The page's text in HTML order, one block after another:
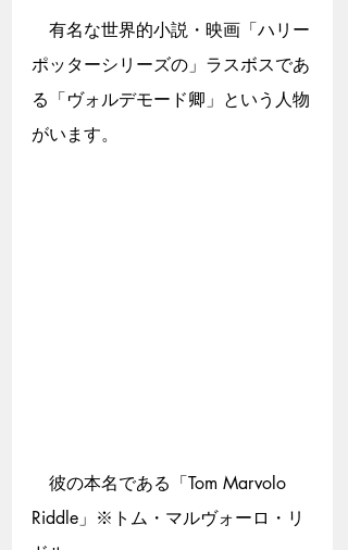
有名な世界的小説・映画「ハリー
ポッターシリーズの」ラスボスであ
る「ヴォルデモード卿」という人物
がいます。
彼の本名である「Tom Marvolo
Riddle」※トム・マルヴォーロ・リ